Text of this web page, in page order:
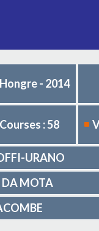
Hongre - 2014
Courses : 58
URANO
MOTA